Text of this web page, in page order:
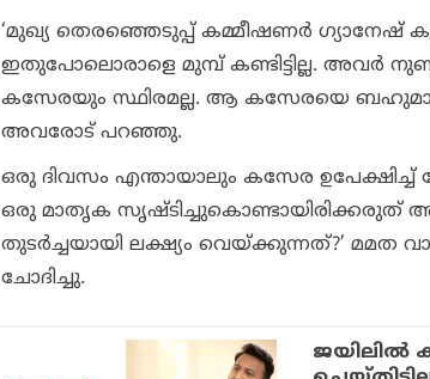
‘മുഖ്യ തെരഞ്ഞെടുപ്പ് കമ്മീഷണര്‍ ഗ്യാനേഷ്
ഇതുപോലൊരാളെ മുമ്പ് കണ്ടിട്ടില്ല. അവര്‍
കസേരയും സ്ഥിരമല്ല. ആ കസേരയെ
അവരോട് പറഞ്ഞു.
ഒരു ദിവസം എന്തായാലും കസേര
ഒരു മാതൃക സൃഷ്ടിച്ചുകൊണ്ടായിരിക്കരുത്
തുടര്‍ച്ചയായി ലക്ഷ്യം വെയ്ക്കുന്നത്?’ മമത
ചോദിച്ചു.
ജയിലില്‍